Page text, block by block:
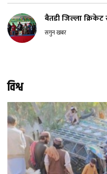
बैतडी जिल्ला
सगुन खबर
विश्व